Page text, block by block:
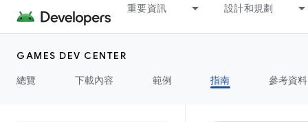
重要資訊 設計和規劃
GAMES DEV CENTER
總覽
下載內容 範例 指南 參考資料